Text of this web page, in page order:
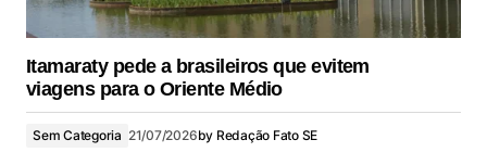
Itamaraty pede a brasileiros que evitem
viagens para o Oriente Médio
Sem Categoria 21/07/2026by Redação Fato SE